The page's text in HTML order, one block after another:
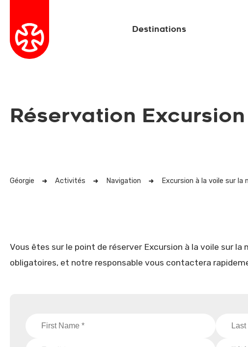
Destinations
Réservation
Géorgie Activités Navigation Excursion à la voile sur la
Vous êtes sur le point de réserver Excursion à la voile sur
obligatoires, et notre responsable vous contactera